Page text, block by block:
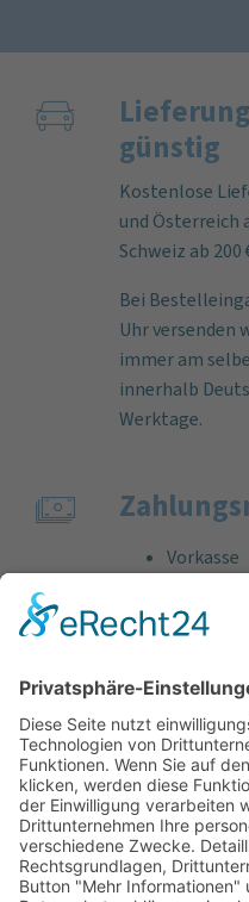
günstig
Kostenlose
und Österreich
Schweiz ab
Bei
Uhr
immer am
innerhalb
Werktage.
Vorkasse
Support
Kostenlose
Kauf!
Qualität